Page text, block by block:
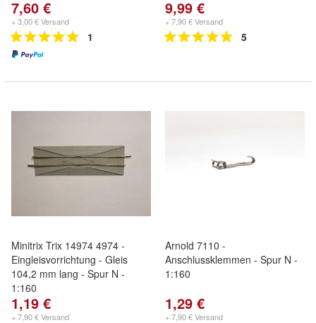
7,60 €
+ 3,00 € Versand
1
9,99 €
+ 7,90 € Versand
5
Minitrix Trix 14974 4974 -
Eingleisvorrichtung - Gleis
104,2 mm lang - Spur N -
1:160
1,19 €
+ 7,90 € Versand
Arnold 7110 -
Anschlussklemmen - Spur N -
1:160
1,29 €
+ 7,90 € Versand